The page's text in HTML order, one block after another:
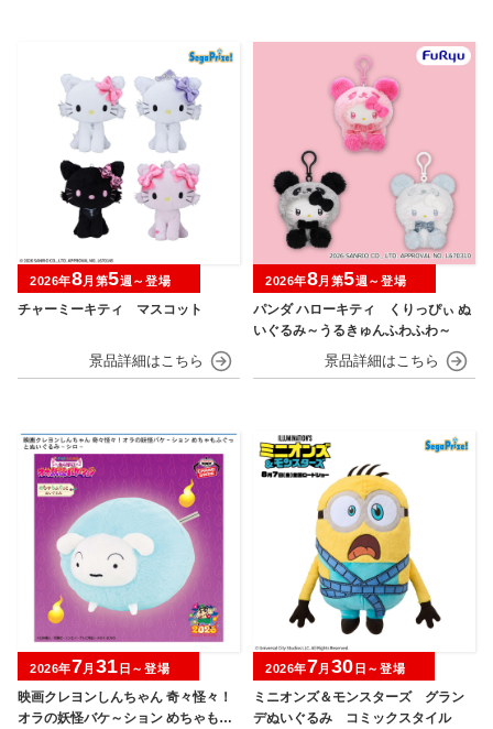
チャーミーキティ マスコット
2026年8月第5週～登場
パンダ ハローキティ くりっぴぃ ぬ
いぐるみ～うるきゅんふわふわ～
2026年8月第5週～登場
映画クレヨンしんちゃん 奇々怪々！
オラの妖怪バケ～ション めちゃもふ
2026年7月 31 日～登場
ミニオンズ＆モンスターズ グラン
デぬいぐるみ コミックスタイル
2026年7月 30 日～登場